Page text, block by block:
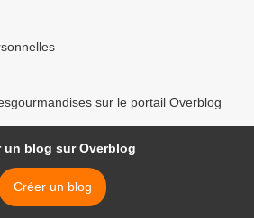
sur le portail Overblog
un blog sur Overblog
Créer un blog